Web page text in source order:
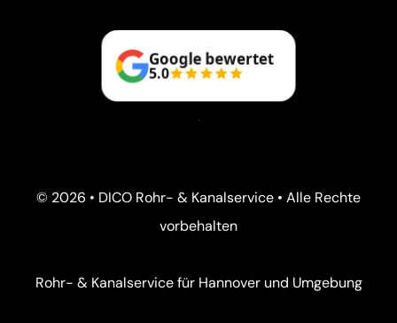
Google bewertet
5.0
© 2026 • DICO Rohr- & Kanalservice • Alle Rechte
vorbehalten
Rohr- & Kanalservice für Hannover und Umgebung